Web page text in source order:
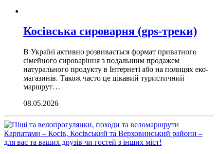
Косівська сироварня (gps-треки)
В Україні активно розвивається формат приватного
сімейного сироваріння з подальшим продажем
натурального продукту в Інтернеті або на полицях еко-
магазинів. Також часто це цікавий туристичний
маршрут…
08.05.2026